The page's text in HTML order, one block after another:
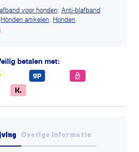
voor honden, Anti-blafband
Honden artikelen, Honden
betalen met:
Overige informatie